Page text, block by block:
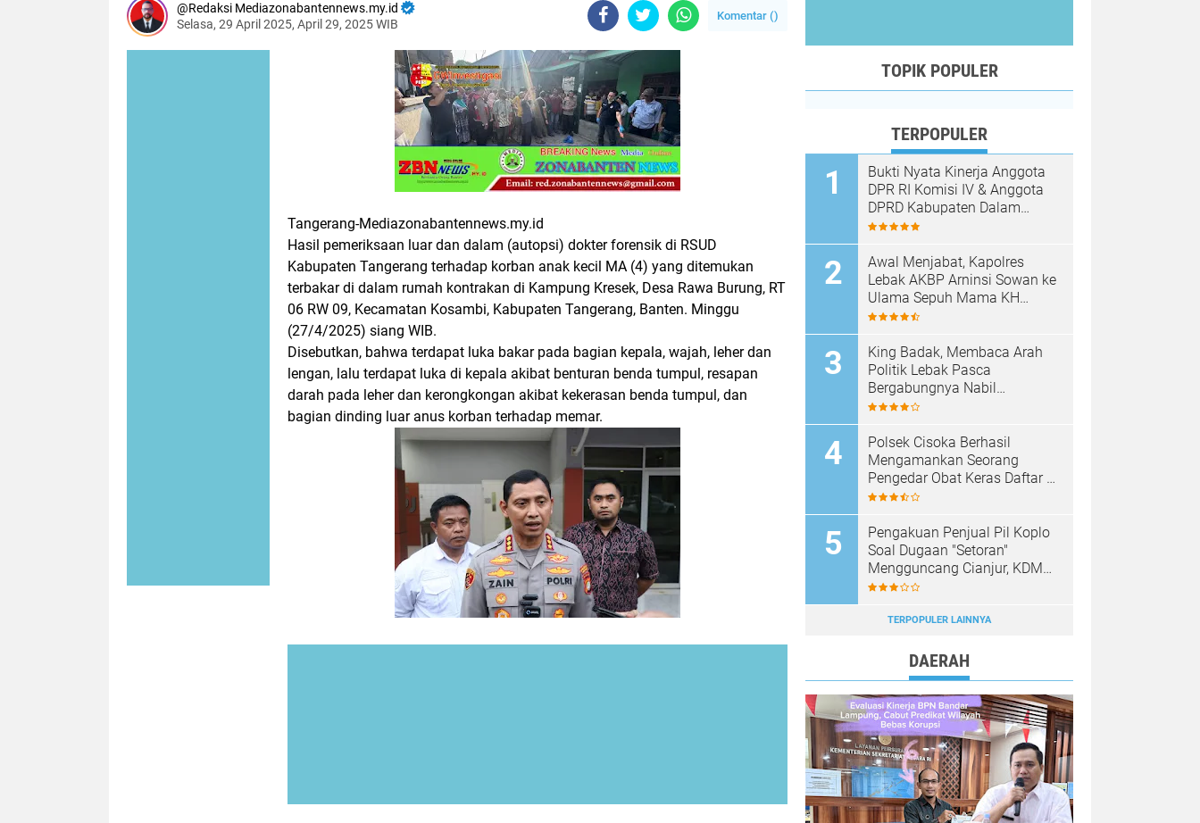
Redaksi Mediazonabantennews.my.id
Selasa, 29 April 2025, April 29, 2025 WIB
Komentar ()
Tangerang-Mediazonabantennews.my.id
Hasil pemeriksaan luar dan dalam (autopsi) dokter forensik di RSUD
Kabupaten Tangerang terhadap korban anak kecil MA (4) yang ditemukan
terbakar di dalam rumah kontrakan di Kampung Kresek, Desa Rawa Burung, RT
06 RW 09, Kecamatan Kosambi, Kabupaten Tangerang, Banten. Minggu
(27/4/2025) siang WIB.
Disebutkan, bahwa terdapat luka bakar pada bagian kepala, wajah, leher dan
lengan, lalu terdapat luka di kepala akibat benturan benda tumpul, resapan
darah pada leher dan kerongkongan akibat kekerasan benda tumpul, dan
bagian dinding luar anus korban terhadap memar.
TOPIK POPULER
TERPOPULER
Bukti Nyata Kinerja Anggota
DPR RI Komisi IV & Anggota
DPRD Kabupaten Dalam
Mewujudkan Harapan
Awal Menjabat, Kapolres
Lebak AKBP Arninsi Sowan ke
Ulama Sepuh Mama KH
Hasan Basri
King Badak, Membaca Arah
Politik Lebak Pasca
Bergabungnya Nabil
Jayabaya ke Partai Demokrat
Polsek Cisoka Berhasil
Mengamankan Seorang
Pengedar Obat Keras Daftar G
di Cikasungka, Pelaku
Tangerang
Pengakuan Penjual Pil Koplo
Soal Dugaan "Setoran"
Mengguncang Cianjur, KDM
Bergerak, Publik Tagih
TERPOPULER LAINNYA
DAERAH